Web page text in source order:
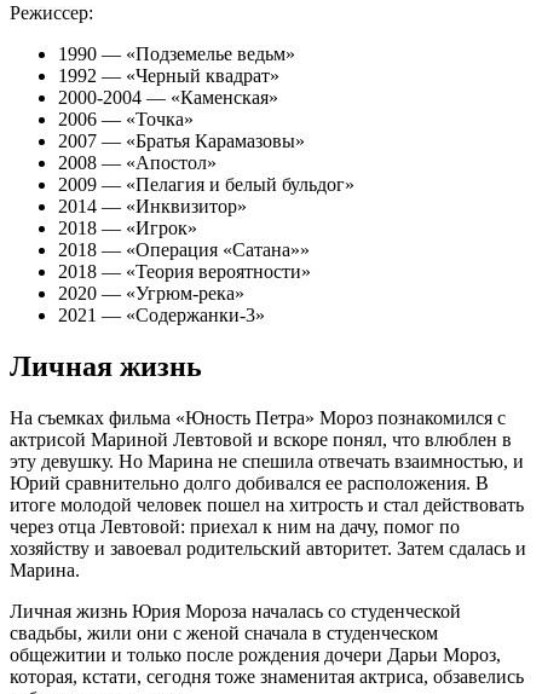
Режиссер:
1990 — «Подземелье ведьм»
1992 — «Черный квадрат»
2000-2004 — «Каменская»
2006 — «Точка»
2007 — «Братья Карамазовы»
2008 — «Апостол»
2009 — «Пелагия и белый бульдог»
2014 — «Инквизитор»
2018 — «Игрок»
2018 — «Операция «Сатана»»
2018 — «Теория вероятности»
2020 — «Угрюм-река»
2021 — «Содержанки-3»
Личная жизнь
На съемках фильма «Юность Петра» Мороз познакомился с
актрисой Мариной Левтовой и вскоре понял, что влюблен в
эту девушку. Но Марина не спешила отвечать взаимностью, и
Юрий сравнительно долго добивался ее расположения. В
итоге молодой человек пошел на хитрость и стал действовать
через отца Левтовой: приехал к ним на дачу, помог по
хозяйству и завоевал родительский авторитет. Затем сдалась и
Марина.
Личная жизнь Юрия Мороза началась со студенческой
свадьбы, жили они с женой сначала в студенческом
общежитии и только после рождения дочери Дарьи Мороз,
которая, кстати, сегодня тоже знаменитая актриса, обзавелись